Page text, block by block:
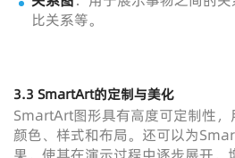
比关系等。
3.3 SmartArt的定制与美化
SmartArt图形具有高度可定制性
颜色、样式和布局。还可以为